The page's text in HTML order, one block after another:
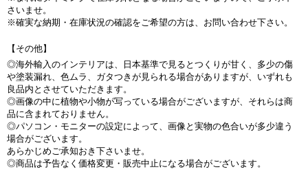
さいませ。
※確実な納期・在庫状況の確認をご希望の方は、お問い合わせ下さい。
【その他】
◎海外輸入のインテリアは、日本基準で見るとつくりが甘く、多少の傷
や塗装漏れ、色ムラ、ガタつきが見られる場合がありますが、いずれも
良品内とさせていただきます。
◎画像の中に植物や小物が写っている場合がございますが、それらは商
品に含まれておりません。
◎パソコン・モニターの設定によって、画像と実物の色合いが多少違う
場合がございます。
あらかじめご承知おき下さいませ。
◎商品は予告なく価格変更・販売中止になる場合がございます。